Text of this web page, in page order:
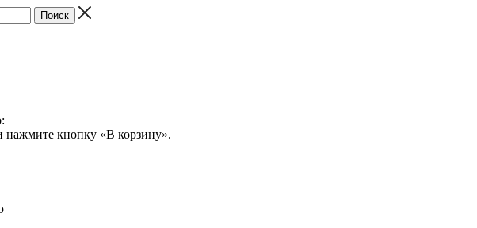
нажмите кнопку «В корзину».